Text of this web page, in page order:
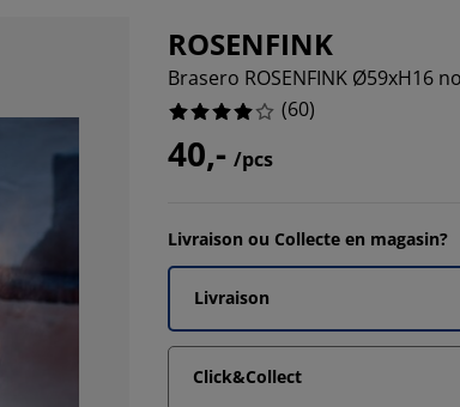
ROSENFINK
Brasero ROSENFINK Ø59xH16
(60)
40,- /pcs
Livraison ou Collecte en magasin?
Livraison
Click&Collect
16.666666666666664%
3.3333333333333335%
8.333333333333332%